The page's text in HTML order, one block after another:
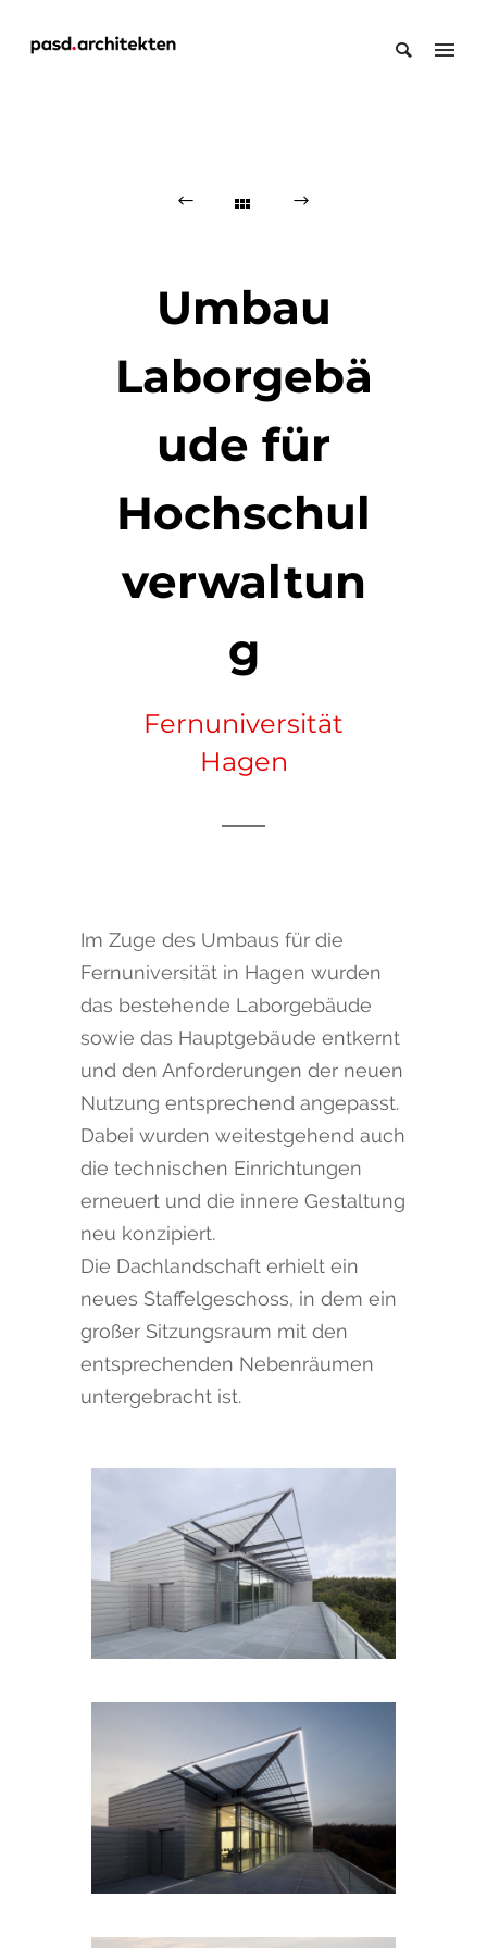
Umbau
Laborgebä
ude für
Hochschul
verwaltun
g
Fernuniversität
Hagen
Im Zuge des Umbaus für die
Fernuniversität in Hagen wurden
das bestehende Laborgebäude
sowie das Hauptgebäude entkernt
und den Anforderungen der neuen
Nutzung entsprechend angepasst.
Dabei wurden weitestgehend auch
die technischen Einrichtungen
erneuert und die innere Gestaltung
neu konzipiert.
Die Dachlandschaft erhielt ein
neues Staffelgeschoss, in dem ein
großer Sitzungsraum mit den
entsprechenden Nebenräumen
unter­gebracht ist.